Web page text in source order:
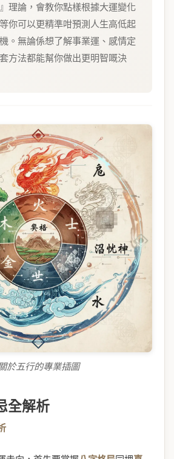
理論，會教你點樣根據大運變化
你可以更精準咁預測人生高低起
。無論係想了解事業運、感情定
方法都能幫你做出更明智嘅決
於五行的專業插圖
全解析